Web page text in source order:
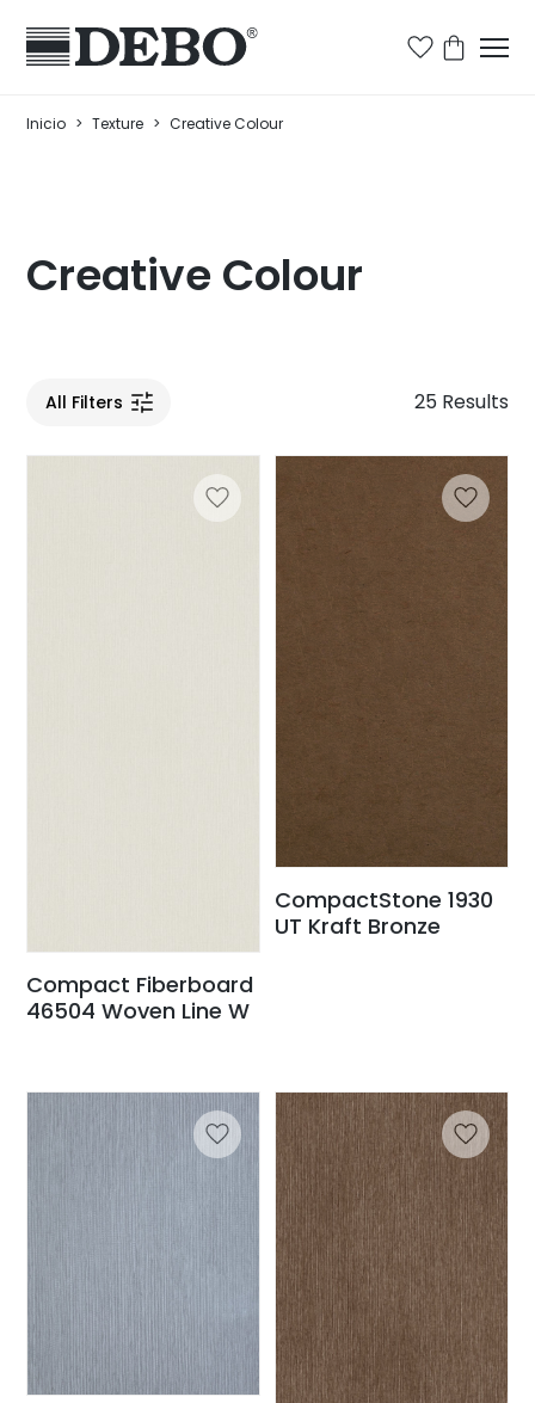
Inicio > Texture > Creative Colour
Creative Colour
All Filters 25 Results
Compact Fiberboard
46504 Woven Line W
CompactStone 1930
UT Kraft Bronze